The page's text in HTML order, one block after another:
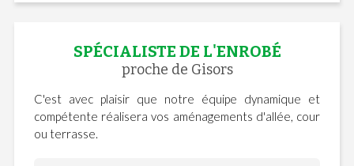
SPÉCIALISTE DE L'ENROBÉ
proche de Gisors
C'est avec plaisir que notre équipe dynamique et
compétente réalisera vos aménagements d'allée, cour
ou terrasse.